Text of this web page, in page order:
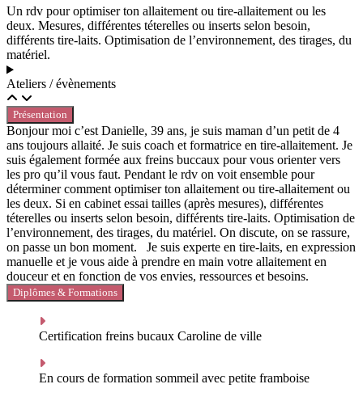
Un rdv pour optimiser ton allaitement ou tire-allaitement ou les
deux. Mesures, différentes téterelles ou inserts selon besoin,
différents tire-laits. Optimisation de l’environnement, des tirages, du
matériel.
Ateliers / évènements
Présentation
Bonjour moi c’est Danielle, 39 ans, je suis maman d’un petit de 4
ans toujours allaité. Je suis coach et formatrice en tire-allaitement. Je
suis également formée aux freins buccaux pour vous orienter vers
les pro qu’il vous faut. Pendant le rdv on voit ensemble pour
déterminer comment optimiser ton allaitement ou tire-allaitement ou
les deux. Si en cabinet essai tailles (après mesures), différentes
téterelles ou inserts selon besoin, différents tire-laits. Optimisation de
l’environnement, des tirages, du matériel. On discute, on se rassure,
on passe un bon moment. Je suis experte en tire-laits, en expression
manuelle et je vous aide à prendre en main votre allaitement en
douceur et en fonction de vos envies, ressources et besoins.
Diplômes & Formations
Certification freins bucaux Caroline de ville
En cours de formation sommeil avec petite framboise